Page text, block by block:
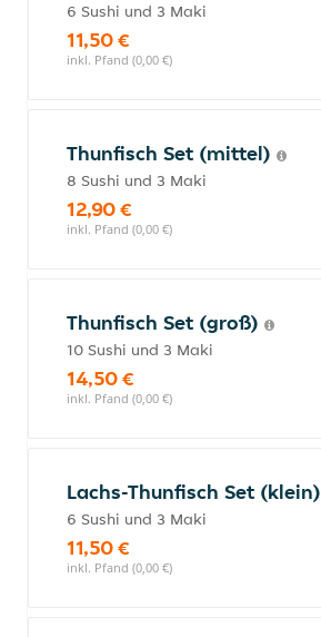
6 Sushi und 3 Maki
11,50 €
inkl. Pfand (0,00 €)
Thunfisch Set (mittel)
8 Sushi und 3 Maki
12,90 €
inkl. Pfand (0,00 €)
Thunfisch Set (groß)
10 Sushi und 3 Maki
14,50 €
inkl. Pfand (0,00 €)
Lachs-Thunfisch Set (klein)
6 Sushi und 3 Maki
11,50 €
inkl. Pfand (0,00 €)